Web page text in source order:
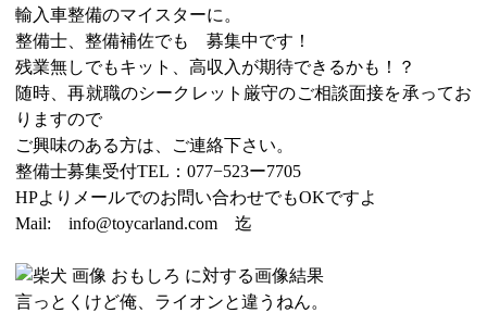
輸入車整備のマイスターに。
整備士、整備補佐でも 募集中です！
残業無しでもキット、高収入が期待できるかも！？
随時、再就職のシークレット厳守のご相談面接を承ってお
りますので
ご興味のある方は、ご連絡下さい。
整備士募集受付TEL：077−523ー7705
HPよりメールでのお問い合わせでもOKですよ
Mail: info@toycarland.com 迄
言っとくけど俺、ライオンと違うねん。